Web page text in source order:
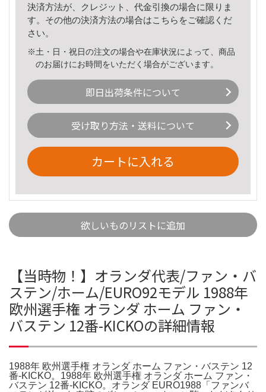
決済方法が、クレジット、代金引換の場合に限りま
す。その他の決済方法の場合はこちら をご確認くだ
さい。
※土・日・祝日の注文の場合や在庫状況によって、商品
のお届けにお時間をいただく場合がございます。
即日出荷条件について
受け取り方法・送料について
カートに入れる
欲しいものリストに追加
【当時物！】オランダ代表/ファン・バ
ステン/ホーム/EURO92モデル 1988年
欧州選手権 オランダ ホーム ファン・
バステン 12番-KICKOの詳細情報
1988年 欧州選手権 オランダ ホーム ファン・バステン 12
番-KICKO。1988年 欧州選手権 オランダ ホーム ファン・
バステン 12番-KICKO。オランダ EURO1988「ファンバ